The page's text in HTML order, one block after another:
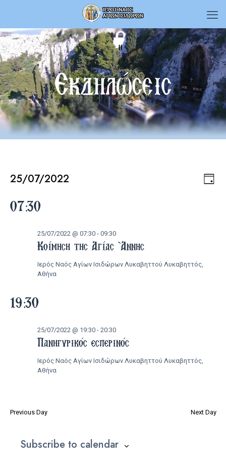
Εκδηλώσεις
Εκδηλώσεις
for
25/07/2022
Day
25/07/2022
07:30
Κοίμηση της Αγίας Άννης
25/07/2022 @ 07:30- 09:30
Ιερός Ναός Αγίων Ισιδώρων Λυκαβηττού Λυκαβηττός,
Αθήνα
19:30
Πανηγυρικός εσπερινός
25/07/2022 @ 19:30- 20:30
Ιερός Ναός Αγίων Ισιδώρων Λυκαβηττού Λυκαβηττός,
Αθήνα
Previous Day Next Day
Subscribe to calendar